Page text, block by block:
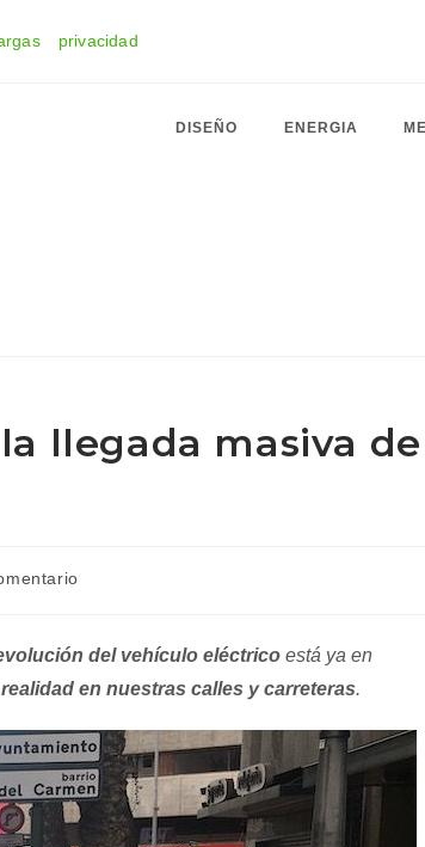
privacidad
DISEÑO ENERGIA
llegada masiva
del vehículo eléctrico está ya en
en nuestras calles y carreteras.